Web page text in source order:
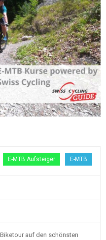
E-MTB
E-MTB Aufsteiger
auf den schönsten